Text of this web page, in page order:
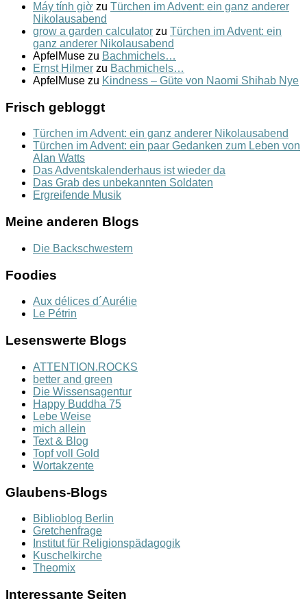
Máy tính giờ zu Türchen im Advent: ein ganz anderer
Nikolausabend
grow a garden calculator zu Türchen im Advent: ein
ganz anderer Nikolausabend
ApfelMuse zu Bachmichels…
Ernst Hilmer zu Bachmichels…
ApfelMuse zu Kindness – Güte von Naomi Shihab Nye
Frisch gebloggt
Türchen im Advent: ein ganz anderer Nikolausabend
Türchen im Advent: ein paar Gedanken zum Leben von
Alan Watts
Das Adventskalenderhaus ist wieder da
Das Grab des unbekannten Soldaten
Ergreifende Musik
Meine anderen Blogs
Die Backschwestern
Foodies
Aux délices d´Aurélie
Le Pétrin
Lesenswerte Blogs
ATTENTION.ROCKS
better and green
Die Wissensagentur
Happy Buddha 75
Lebe Weise
mich allein
Text & Blog
Topf voll Gold
Wortakzente
Glaubens-Blogs
Biblioblog Berlin
Gretchenfrage
Institut für Religionspädagogik
Kuschelkirche
Theomix
Interessante Seiten